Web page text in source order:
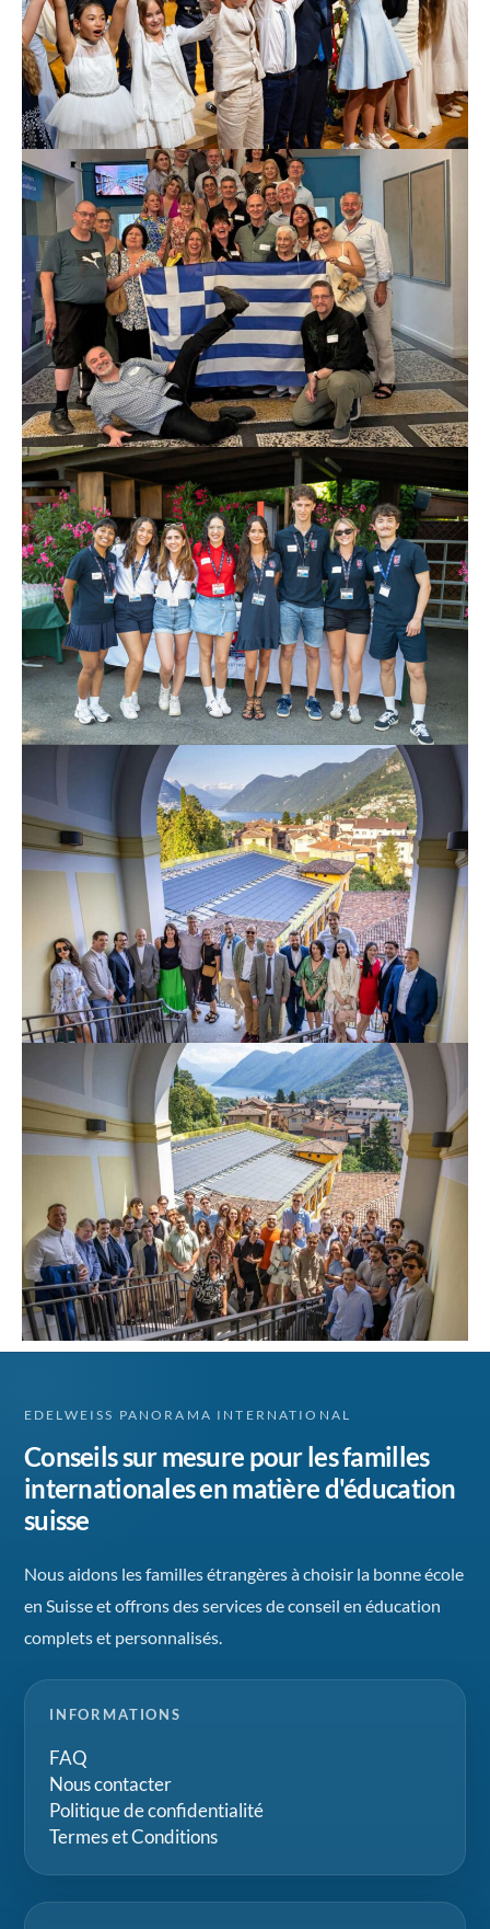
EDELWEISS PANORAMA INTERNATIONAL
Conseils sur mesure pour les familles
internationales en matière d'éducation
suisse
Nous aidons les familles étrangères à choisir la bonne école
en Suisse et offrons des services de conseil en éducation
complets et personnalisés.
INFORMATIONS
FAQ
Nous contacter
Politique de confidentialité
Termes et Conditions